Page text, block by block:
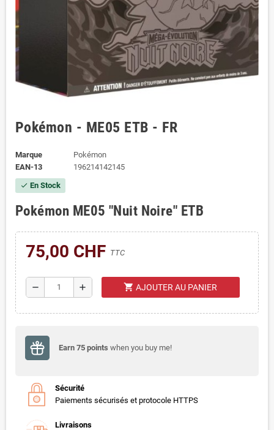
Pokémon - ME05 ETB - FR
Marque
Pokémon
EAN-13
196214142145
check En Stock
Pokémon ME05 "Nuit Noire" ETB
75,00 CHF TTC
remove add shopping_cart AJOUTER AU PANIER
Earn 75 points when you buy me!
Sécurité
Paiements sécurisés et protocole HTTPS
Livraisons